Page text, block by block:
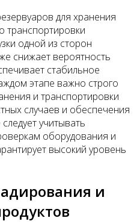
для хранения
транспортировки
одной из сторон
снижает вероятность
стабильное
этапе важно строго
и транспортировки
случаев и обеспечения
учитывать
оборудования и
высокий уровень
и